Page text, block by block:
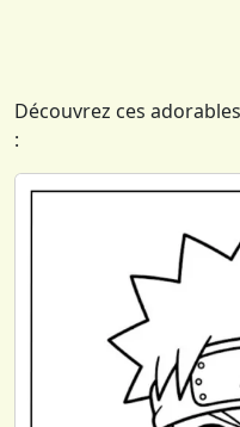
Découvrez ces
: